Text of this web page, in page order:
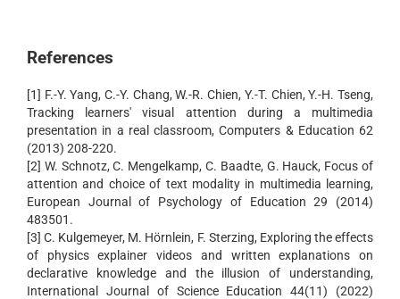
References
[1] F.-Y. Yang, C.-Y. Chang, W.-R. Chien, Y.-T. Chien, Y.-H. Tseng,
Tracking learners' visual attention during a multimedia
presentation in a real classroom, Computers & Education 62
(2013) 208-220.
[2] W. Schnotz, C. Mengelkamp, C. Baadte, G. Hauck, Focus of
attention and choice of text modality in multimedia learning,
European Journal of Psychology of Education 29 (2014)
483501.
[3] C. Kulgemeyer, M. Hörnlein, F. Sterzing, Exploring the effects
of physics explainer videos and written explanations on
declarative knowledge and the illusion of understanding,
International Journal of Science Education 44(11) (2022)